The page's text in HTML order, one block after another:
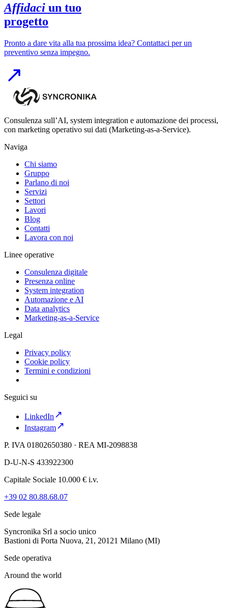
Affidaci un tuo
progetto
Pronto a dare vita alla tua prossima idea? Contattaci per un
preventivo senza impegno.
Consulenza sull’AI, system integration e automazione dei processi,
con marketing operativo sui dati (Marketing-as-a-Service).
Naviga
Chi siamo
Gruppo
Parlano di noi
Servizi
Settori
Lavori
Blog
Contatti
Lavora con noi
Linee operative
Consulenza digitale
Presenza online
System integration
Automazione e AI
Data analytics
Marketing-as-a-Service
Legal
Privacy policy
Cookie policy
Termini e condizioni
Seguici su
LinkedIn
Instagram
P. IVA 01802650380 · REA MI-2098838
D-U-N-S 433922300
Capitale Sociale 10.000 € i.v.
+39 02 80.88.68.07
Sede legale
Syncronika Srl a socio unico
Bastioni di Porta Nuova, 21, 20121 Milano (MI)
Sede operativa
Around the world